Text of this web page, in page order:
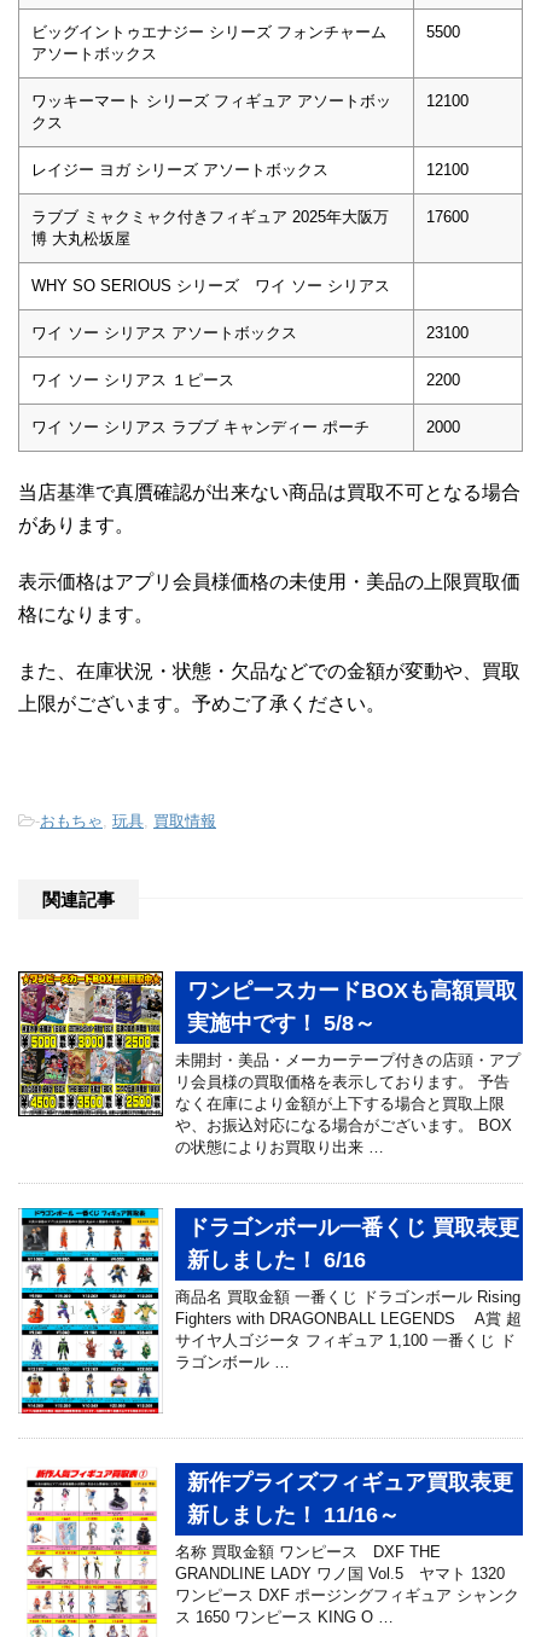
ビッグイントゥエナジー シリーズ フォンチャーム
アソートボックス
5500
ワッキーマート シリーズ フィギュア アソートボッ
クス
12100
レイジー ヨガ シリーズ アソートボックス 12100
ラブブ ミャクミャク付きフィギュア 2025年大阪万
博 大丸松坂屋
17600
WHY SO SERIOUS シリーズ ワイ ソー シリアス
ワイ ソー シリアス アソートボックス 23100
ワイ ソー シリアス １ピース 2200
ワイ ソー シリアス ラブブ キャンディー ポーチ 2000
当店基準で真贋確認が出来ない商品は買取不可となる場合
があります。
表示価格はアプリ会員様価格の未使用・美品の上限買取価
格になります。
また、在庫状況・状態・欠品などでの金額が変動や、買取
上限がございます。予めご了承ください。
-おもちゃ 玩具 買取情報
関連記事
ワンピースカードBOXも高額買取
実施中です！ 5/8～
未開封・美品・メーカーテープ付きの店頭・アプ
リ会員様の買取価格を表示しております。 予告
なく在庫により金額が上下する場合と買取上限
や、お振込対応になる場合がございます。 BOX
の状態によりお買取り出来 …
ドラゴンボール一番くじ 買取表更
新しました！ 6/16
商品名 買取金額 一番くじ ドラゴンボール Rising
Fighters with DRAGONBALL LEGENDS A賞 超
サイヤ人ゴジータ フィギュア 1,100 一番くじ ド
ラゴンボール …
新作プライズフィギュア買取表更
新しました！ 11/16～
名称 買取金額 ワンピース DXF THE
GRANDLINE LADY ワノ国 Vol.5 ヤマト 1320
ワンピース DXF ポージングフィギュア シャンク
ス 1650 ワンピース KING O …